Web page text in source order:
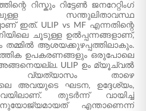
റിസ്കും റിട്ടേൺ ജനറേറ്റിംഗ്
സന്തുലിതാവസ്ഥ
ഇത്. ULIP vs MF എന്നതിന്റെ
ചൂടുള്ള ഉൽപ്പന്നങ്ങളാണ്,
തമ്മിൽ ആശയക്കുഴപ്പത്തിലാകും.
ഉപകരണങ്ങളും ഒരുപോലെ
അങ്ങനെയല്ല. ULIP ഉം മ്യൂച്വൽ
വ്യത്യാസം താഴെ
അവയുടെ ഘടന, ഉദ്ദേശ്യം,
തുടർന്ന് വായിച്ച്
എന്താണെന്ന്